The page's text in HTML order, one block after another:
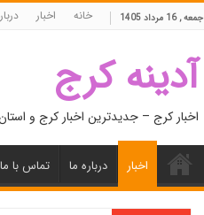
جمعه , 16 مرداد 1405 خانه اخبار
آدینه کرج
اخبار کرج – جدیدترین اخبار کرج و استان
اخبار درباره ما تماس با ما